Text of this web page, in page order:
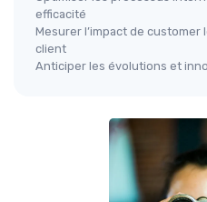
efficacité
Mesurer l’impact de
client
Anticiper les évolutions et